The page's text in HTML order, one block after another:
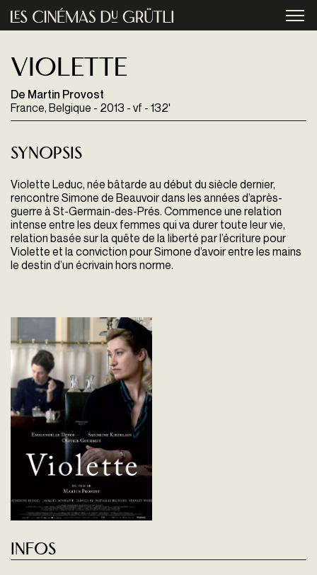
Aller au contenu principal
Violette
De Martin Provost
France, Belgique - 2013 - vf - 132'
Synopsis
Violette Leduc, née bâtarde au début du siècle dernier,
rencontre Simone de Beauvoir dans les années d’après-
guerre à St-Germain-des-Prés. Commence une relation
intense entre les deux femmes qui va durer toute leur vie,
relation basée sur la quête de la liberté par l’écriture pour
Violette et la conviction pour Simone d’avoir entre les mains
le destin d’un écrivain hors norme.
Infos